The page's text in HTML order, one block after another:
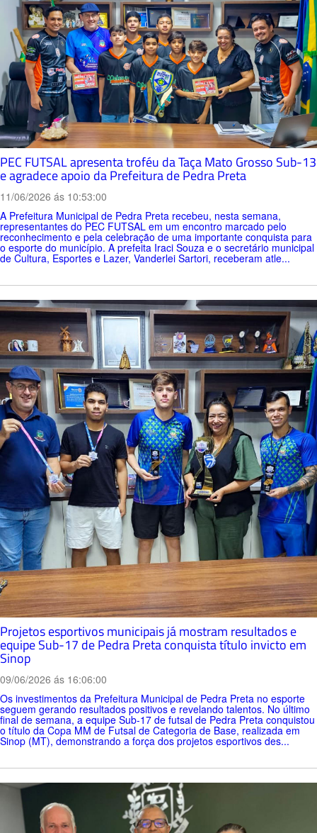
PEC FUTSAL apresenta troféu da Taça Mato Grosso Sub-13
e agradece apoio da Prefeitura de Pedra Preta
11/06/2026 ás 10:53:00
A Prefeitura Municipal de Pedra Preta recebeu, nesta semana,
representantes do PEC FUTSAL em um encontro marcado pelo
reconhecimento e pela celebração de uma importante conquista para
o esporte do município. A prefeita Iraci Souza e o secretário municipal
de Cultura, Esportes e Lazer, Vanderlei Sartori, receberam atle...
Projetos esportivos municipais já mostram resultados e
equipe Sub-17 de Pedra Preta conquista título invicto em
Sinop
09/06/2026 ás 16:06:00
Os investimentos da Prefeitura Municipal de Pedra Preta no esporte
seguem gerando resultados positivos e revelando talentos. No último
final de semana, a equipe Sub-17 de futsal de Pedra Preta conquistou
o título da Copa MM de Futsal de Categoria de Base, realizada em
Sinop (MT), demonstrando a força dos projetos esportivos des...